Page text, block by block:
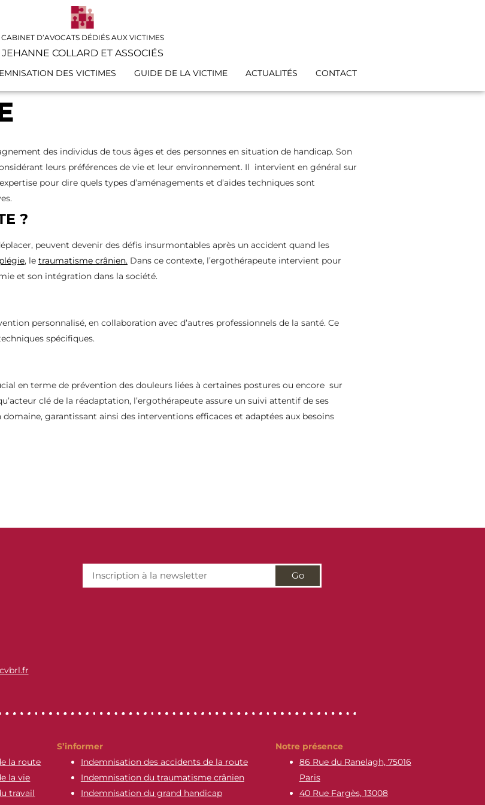
CABINET D’AVOCATS DÉDIÉS AUX VICTIMES
JEHANNE COLLARD ET ASSOCIÉS
DES VICTIMES GUIDE DE LA VICTIME ACTUALITÉS CONTACT
des individus de tous âges et des personnes en situation de handicap. Son
leurs préférences de vie et leur environnement. Il intervient en général sur
pour dire quels types d’aménagements et d’aides techniques sont
?
peuvent devenir des défis insurmontables après un accident quand les
, le traumatisme crânien. Dans ce contexte, l’ergothérapeute intervient pour
et son intégration dans la société.
personnalisé, en collaboration avec d’autres professionnels de la santé. Ce
spécifiques.
en terme de prévention des douleurs liées à certaines postures ou encore sur
clé de la réadaptation, l’ergothérapeute assure un suivi attentif de ses
garantissant ainsi des interventions efficaces et adaptées aux besoins
Go
la route
la vie
travail
S’informer
Indemnisation des accidents de la route
Indemnisation du traumatisme crânien
Indemnisation du grand handicap
Notre présence
86 Rue du Ranelagh, 75016
Paris
40 Rue Fargès, 13008